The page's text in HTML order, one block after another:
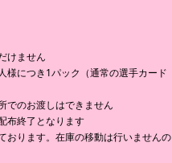
けません
につき1パック（通常の選手カード
でのお渡しはできません
布終了となります
ります。在庫の移動は行いませんの